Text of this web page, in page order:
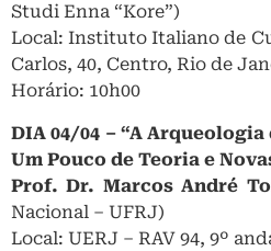
Studi Enna “Kore”)
Local: Instituto Italiano de
Carlos, 40, Centro, Rio de
Horário: 10h00
DIA 04/04 – “A
Um Pouco de Teoria e
Prof. Dr. Marcos André
Nacional – UFRJ)
Local: UERJ – RAV 94, 9º